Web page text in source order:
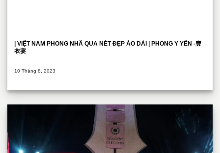
| VIỆT NAM PHONG NHÃ QUA NÉT ĐẸP ÁO DÀI | PHONG Y YẾN -豐
衣宴
10 Tháng 8, 2023